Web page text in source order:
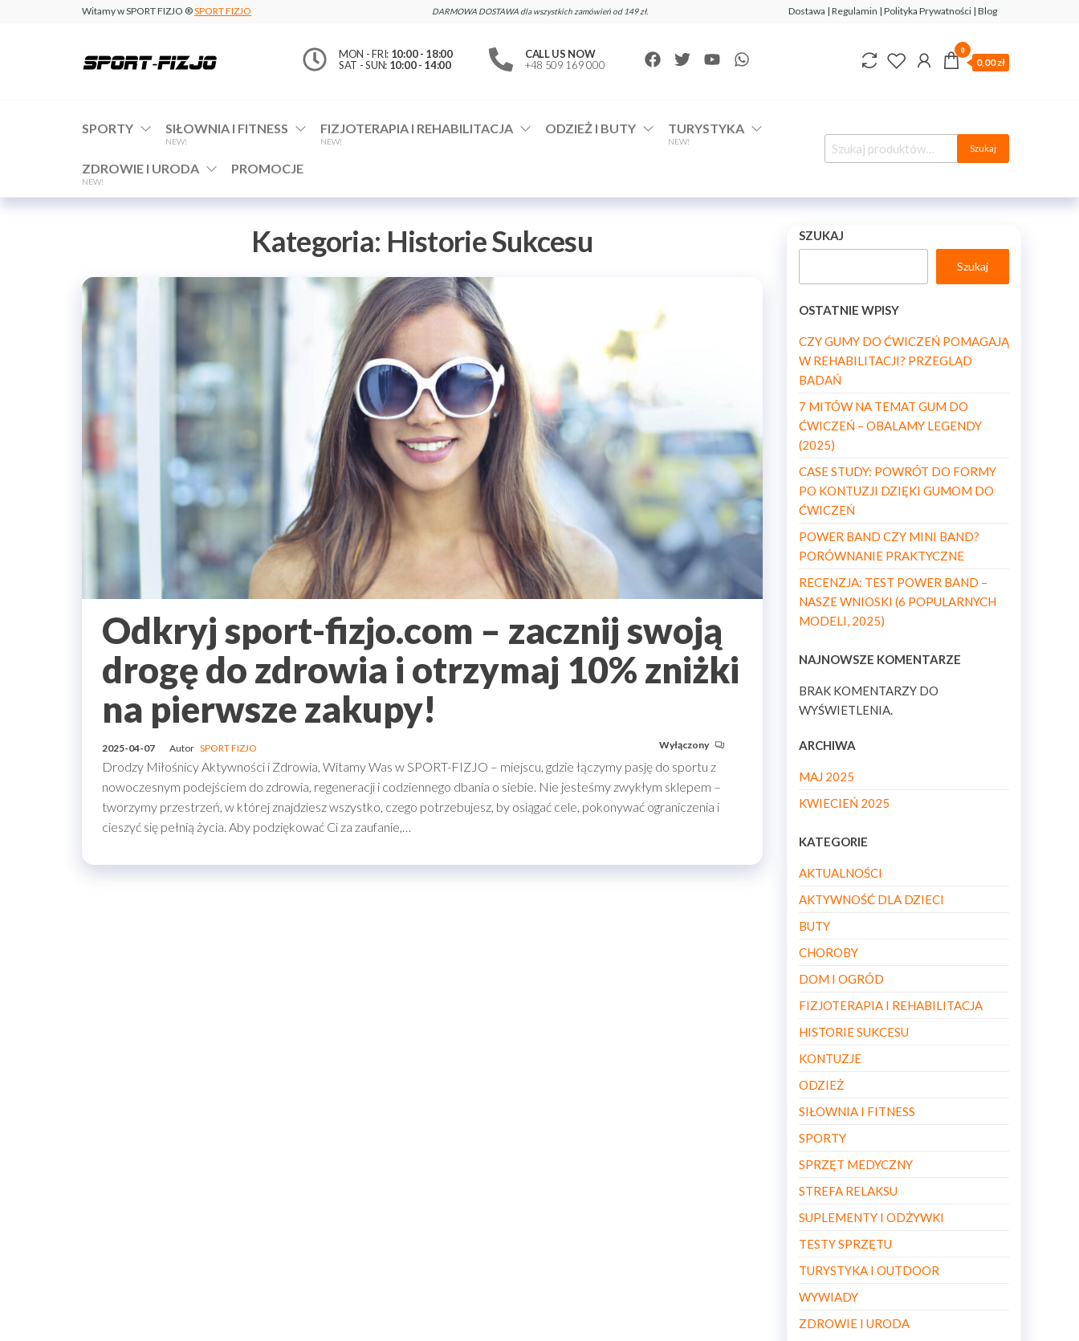
Witamy w SPORT FIZJO ®SPORT FIZJO DARMOWA DOSTAWA dla wszystkich zamówień od 149 zł. Dostawa | Regulamin | Polityka Prywatności | Blog
www.sport-
fizjo.com
MON - FRI: 10:00 - 18:00
SAT - SUN: 10:00 - 14:00
CALL US NOW
+48 509 169 000
0
0,00 zł
SPORTY SIŁOWNIA I FITNESS
NEW!
FIZJOTERAPIA I REHABILITACJA
NEW!
ODZIEŻ I BUTY TURYSTYKA
NEW!
ZDROWIE I URODA
NEW!
PROMOCJE
Szukaj
Kategoria: Historie Sukcesu
Odkryj sport-fizjo.com – zacznij swoją
drogę do zdrowia i otrzymaj 10% zniżki
na pierwsze zakupy!
2025-04-07 Autor SPORT FIZJO Wyłączony
Drodzy Miłośnicy Aktywności i Zdrowia, Witamy Was w SPORT-FIZJO – miejscu, gdzie łączymy pasję do sportu z
nowoczesnym podejściem do zdrowia, regeneracji i codziennego dbania o siebie. Nie jesteśmy zwykłym sklepem –
tworzymy przestrzeń, w której znajdziesz wszystko, czego potrzebujesz, by osiągać cele, pokonywać ograniczenia i
cieszyć się pełnią życia. Aby podziękować Ci za zaufanie,…
SZUKAJ
Szukaj
OSTATNIE WPISY
CZY GUMY DO ĆWICZEŃ POMAGAJĄ
W REHABILITACJI? PRZEGLĄD
BADAŃ
7 MITÓW NA TEMAT GUM DO
ĆWICZEŃ – OBALAMY LEGENDY
(2025)
CASE STUDY: POWRÓT DO FORMY
PO KONTUZJI DZIĘKI GUMOM DO
ĆWICZEŃ
POWER BAND CZY MINI BAND?
PORÓWNANIE PRAKTYCZNE
RECENZJA: TEST POWER BAND –
NASZE WNIOSKI (6 POPULARNYCH
MODELI, 2025)
NAJNOWSZE KOMENTARZE
BRAK KOMENTARZY DO
WYŚWIETLENIA.
ARCHIWA
MAJ 2025
KWIECIEŃ 2025
KATEGORIE
AKTUALNOŚCI
AKTYWNOŚĆ DLA DZIECI
BUTY
CHOROBY
DOM I OGRÓD
FIZJOTERAPIA I REHABILITACJA
HISTORIE SUKCESU
KONTUZJE
ODZIEŻ
SIŁOWNIA I FITNESS
SPORTY
SPRZĘT MEDYCZNY
STREFA RELAKSU
SUPLEMENTY I ODŻYWKI
TESTY SPRZĘTU
TURYSTYKA I OUTDOOR
WYWIADY
ZDROWIE I URODA